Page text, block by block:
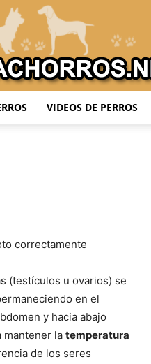
–
VIDEOS DE PERROS
correctamente
(testículos u ovarios) se
en el
y hacia abajo
mantener la temperatura
de los seres